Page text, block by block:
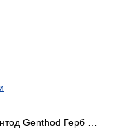
Genthod Герб …